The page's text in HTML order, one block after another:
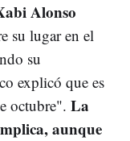
Alonso
su lugar en el
su
explicó que es
octubre". La
aunque